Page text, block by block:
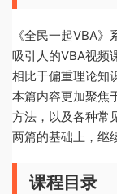
《全民一起VBA
吸引人的VBA视频
相比于偏重理论知
本篇内容更加聚焦
方法，以及各种常
两篇的基础上，继
课程目录